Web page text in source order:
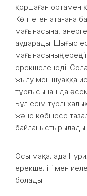
қоршаған ортамен
Көптеген ата-ана
мағынасына,
аударады. Шығыс
мағынасының
ерекшеленеді.
жылу мен шуаққа
тұрғысынан да
Бұл есім түрлі
және көбінесе
байланыстырылады.
Осы мақалада Нурия
ерекшелігі мен
болады.